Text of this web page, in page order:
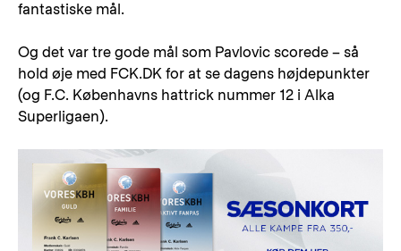
fantastiske mål.
Og det var tre gode mål som Pavlovic scorede – så
hold øje med FCK.DK for at se dagens højdepunkter
(og F.C. Københavns hattrick nummer 12 i Alka
Superligaen).